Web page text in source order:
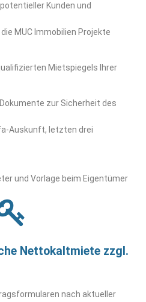
Kunden und
MUC Immobilien Projekte
Mietspiegels Ihrer
zur Sicherheit des
Auskunft, letzten drei
und Vorlage beim Eigentümer
Nettokaltmiete zzgl.
nach aktueller